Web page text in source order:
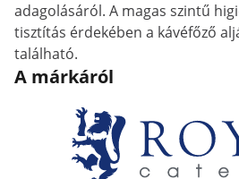
adagolásáról. A magas szintű
tisztítás érdekében a kávéfőző
található.
A márkáról